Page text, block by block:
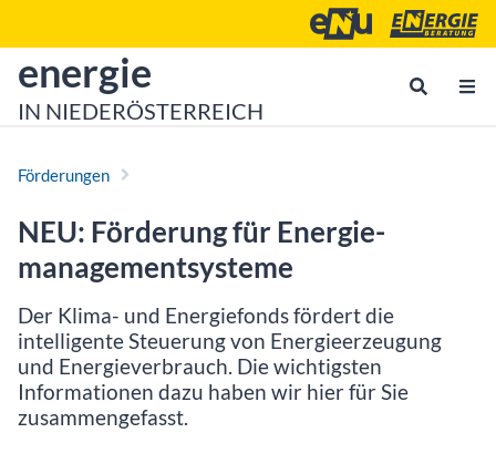
Energie- und
zur Startseite von
energie
IN NIEDERÖSTERREICH
Förderungen
NEU: Förderung für Energie­
management­systeme
Der Klima- und Energiefonds fördert die
intelligente Steuerung von Energie­erzeugung
und Energie­verbrauch. Die wichtigsten
Informationen dazu haben wir hier für Sie
zusammengefasst.